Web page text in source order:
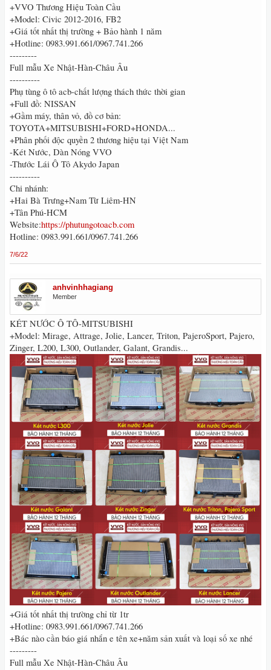
+VVO Thương Hiệu Toàn Cầu
+Model: Civic 2012-2016, FB2
+Giá tốt nhất thị trường + Bảo hành 1 năm
+Hotline: 0983.991.661/0967.741.266
---------
Full mẫu Xe Nhật-Hàn-Châu Âu
----------
Phụ tùng ô tô acb-chất lượng thách thức thời gian
+Full đồ: NISSAN
+Gầm máy, thân vỏ, đồ cơ bản:
TOYOTA+MITSUBISHI+FORD+HONDA...
+Phân phối độc quyền 2 thương hiệu tại Việt Nam
-Két Nước, Dàn Nóng VVO
-Thước Lái Ô Tô Akydo Japan
----------
Chi nhánh:
+Hai Bà Trưng+Nam Từ Liêm-HN
+Tân Phú-HCM
Website:https://phutungotoacb.com
Hotline: 0983.991.661/0967.741.266
7/6/22
anhvinhhagiang
Member
KÉT NƯỚC Ô TÔ-MITSUBISHI
+Model: Mirage, Attrage, Jolie, Lancer, Triton, PajeroSport, Pajero,
Zinger, L200, L300, Outlander, Galant, Grandis...
+Giá tốt nhất thị trường chỉ từ 1tr
+Hotline: 0983.991.661/0967.741.266
+Bác nào cần báo giá nhắn e tên xe+năm sản xuất và loại số xe nhé
---------
Full mẫu Xe Nhật-Hàn-Châu Âu